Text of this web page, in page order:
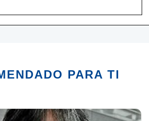
PARA TI